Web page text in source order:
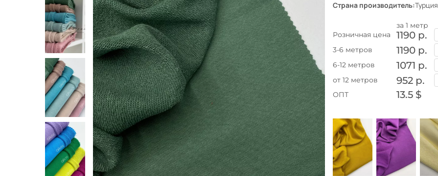
Страна производитель:Турция
за 1 метр
Розничная цена
1190 р.
3-6 метров 1190 р.
6-12 метров 1071 р.
от 12 метров 952 р.
ОПТ 13.5 $